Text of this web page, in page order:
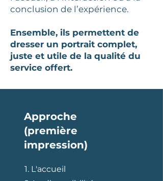
conclusion de l’expérience.
Ensemble, ils permettent de
dresser un portrait complet,
juste et utile de la qualité du
service offert.
Approche
(première
impression)
​1. L'accueil